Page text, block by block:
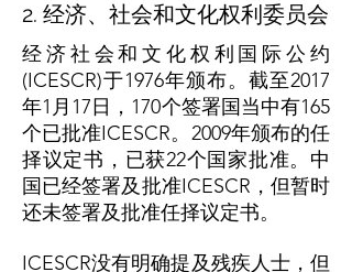
经济社会和文化权利国际公约
(ICESCR)于1976年颁布。截至2017
年1月17日，170个签署国当中有165
个已批准ICESCR。2009年颁布的任
择议定书，已获22个国家批准。中
国已经签署及批准ICESCR，但暂时
还未签署及批准任择议定书。
ICESCR没有明确提及残疾人士，但
2. 经济、社会和文化权利委员会